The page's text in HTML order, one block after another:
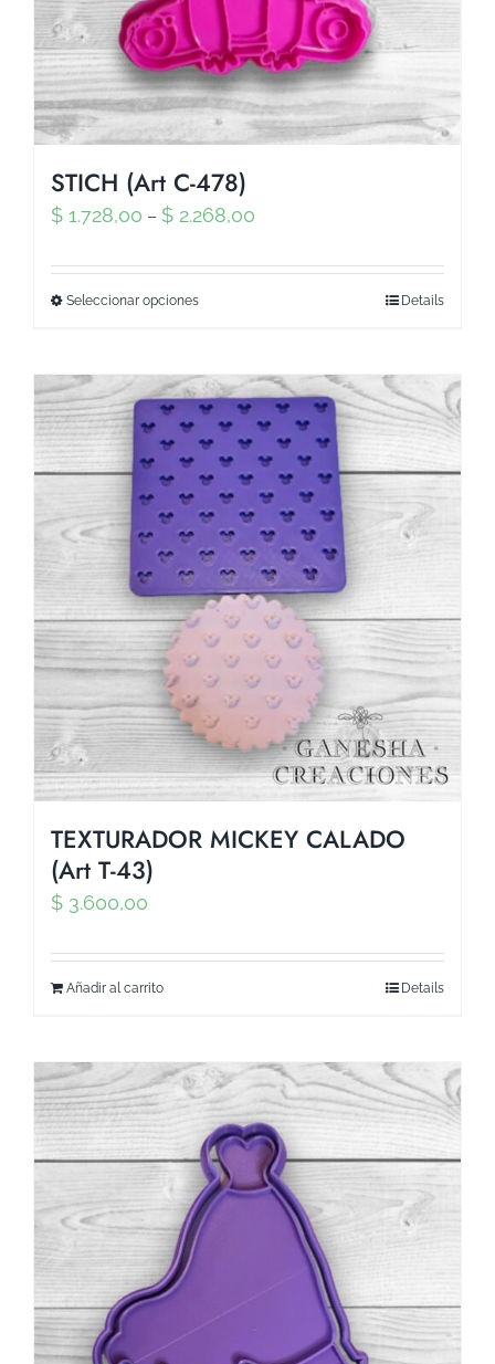
STICH (Art C-478)
$ 1.728,00 – $ 2.268,00
Seleccionar opciones Details
TEXTURADOR MICKEY CALADO
(Art T-43)
$ 3.600,00
Añadir al carrito Details